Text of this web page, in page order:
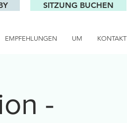
SITZUNG BUCHEN
EMPFEHLUNGEN UM KONTAKT
-